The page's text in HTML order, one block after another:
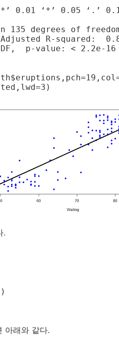
0.01 ‘*’ 0.05 ‘.’
135 degrees of
p-value: < 2.2e-16
.
아래와 같다.